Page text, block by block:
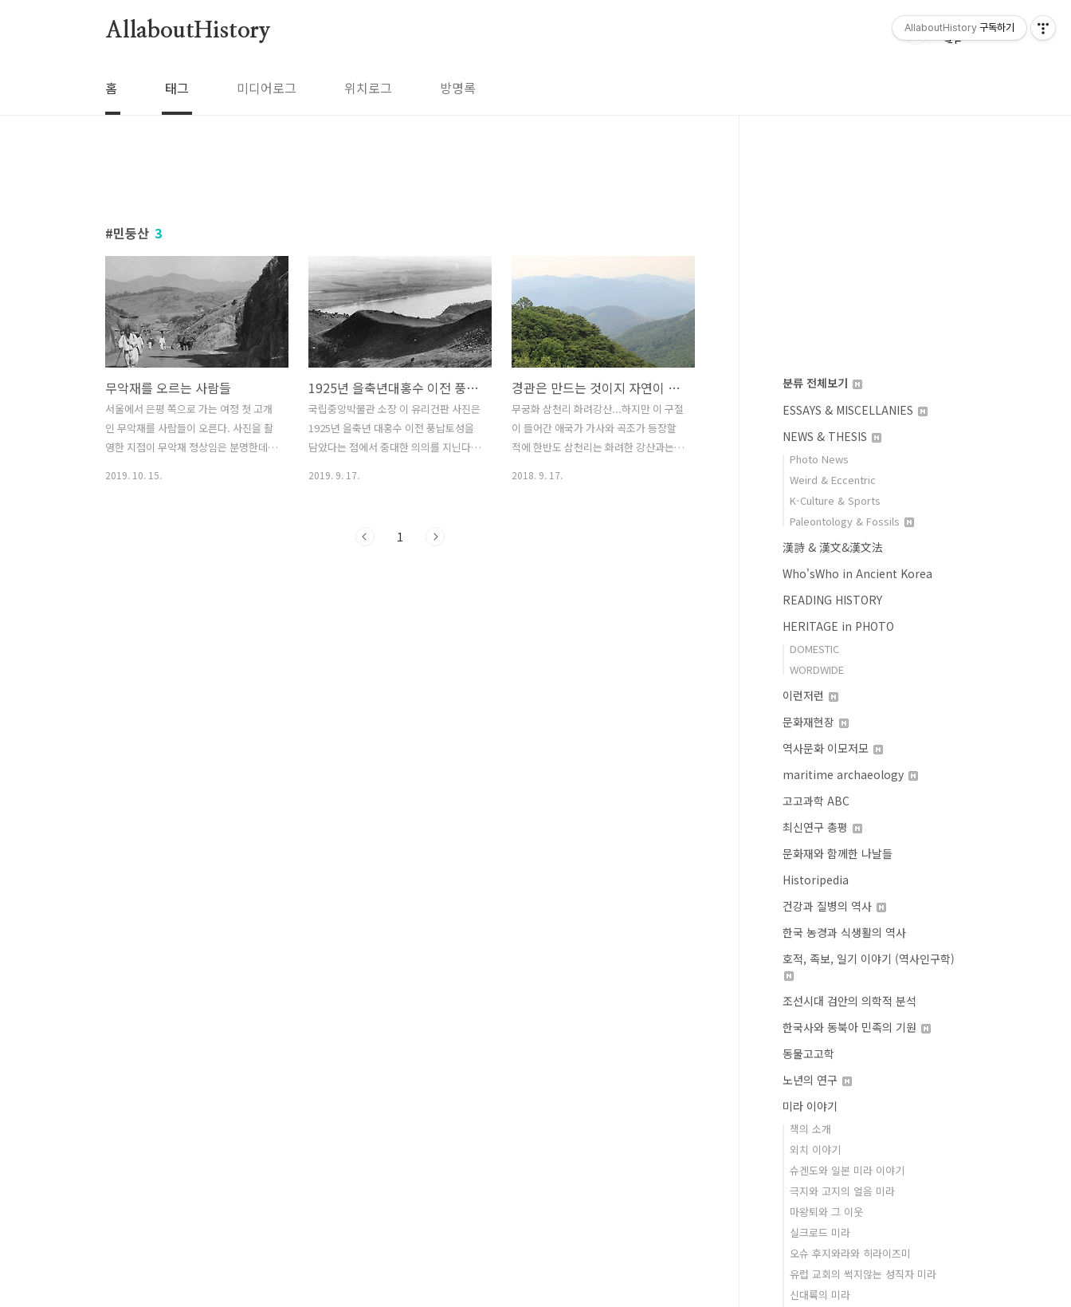
AllaboutHistory
홈 태그 미디어로그 위치로그 방명록
민둥산 3
무악재를 오르는 사람들
서울에서 은평 쪽으로 가는 여정 첫 고개
인 무악재를 사람들이 오른다. 사진을 촬
영한 지점이 무악재 정상임은 분명한데,
2019. 10. 15.
1925년 을축년대홍수 이전 풍납토성
국립중앙박물관 소장 이 유리건판 사진은
1925년 을축년 대홍수 이전 풍납토성을
담았다는 점에서 중대한 의의를 지닌다.
붉은산이다. 이런 환경에서 도굴은 일상
2019. 9. 17.
경관은 만드는 것이지 자연이 주는 선물은 아니다
무궁화 삼천리 화려강산...하지만 이 구절
이 들어간 애국가 가사와 곡조가 등장할
적에 한반도 삼천리는 화려한 강산과는
2018. 9. 17.
1
분류 전체보기
ESSAYS & MISCELLANIES
NEWS & THESIS
Photo News
Weird & Eccentric
K-Culture & Sports
Paleontology & Fossils
漢詩 & 漢文&漢文法
Who'sWho in Ancient Korea
READING HISTORY
HERITAGE in PHOTO
DOMESTIC
WORDWIDE
이런저런
문화재현장
역사문화 이모저모
maritime archaeology
고고과학 ABC
최신연구 총평
문화재와 함께한 나날들
Historipedia
건강과 질병의 역사
한국 농경과 식생활의 역사
호적, 족보, 일기 이야기 (역사인구학)
조선시대 검안의 의학적 분석
한국사와 동북아 민족의 기원
동물고고학
노년의 연구
미라 이야기
책의 소개
외치 이야기
슈겐도와 일본 미라 이야기
극지와 고지의 얼음 미라
마왕퇴와 그 이웃
실크로드 미라
오슈 후지와라와 히라이즈미
유럽 교회의 썩지않는 성직자 미라
신대륙의 미라
AllaboutHistory 구독하기